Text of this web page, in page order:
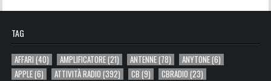
TAG
AFFARI (40) AMPLIFICATORE(21) ANTENNE(78) ANYTONE(6)
APPLE(6) ATTIVITÀ RADIO (392) CB (9) CBRADIO (23)